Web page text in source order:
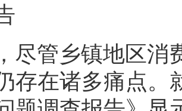
尽管乡镇地区消
存在诸多痛点。